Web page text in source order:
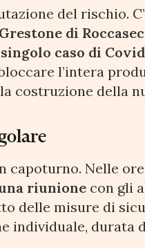
del rischio.
di
singolo caso di
l’intera
costruzione della
capoturno. Nelle
riunione con gli
delle misure di
individuale, durata